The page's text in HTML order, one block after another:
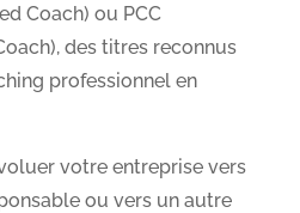
Coach) ou PCC
des titres reconnus
professionnel en
votre entreprise vers
ou vers un autre